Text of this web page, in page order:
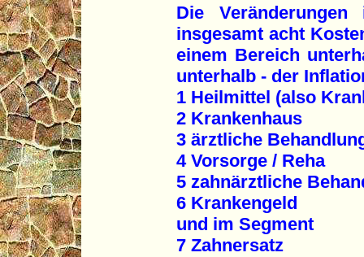
Die
insgesamt acht
einem Bereich
unterhalb - der
1 Heilmittel (also
2 Krankenhaus
3 ärztliche
4 Vorsorge / Reha
5 zahnärztliche
6 Krankengeld
und im Segment
7 Zahnersatz